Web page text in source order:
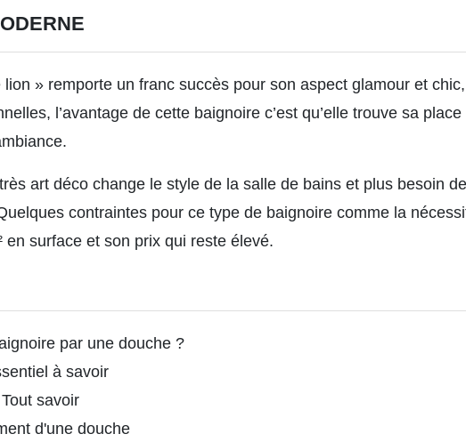
» remporte un franc succès pour son aspect glamour et
l’avantage de cette baignoire c’est qu’elle trouve sa
art déco change le style de la salle de bains et plus besoin
contraintes pour ce type de baignoire comme la
en surface et son prix qui reste élevé.
par une douche ?
à savoir
savoir
d'une douche